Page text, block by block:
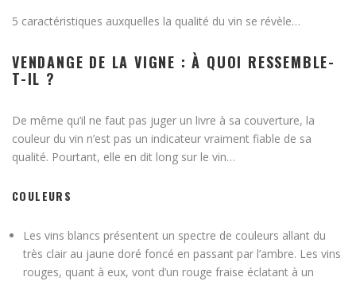
5 caractéristiques auxquelles la qualité du vin se révèle…
VENDANGE DE LA VIGNE : À QUOI RESSEMBLE-
T-IL ?
De même qu’il ne faut pas juger un livre à sa couverture, la
couleur du vin n’est pas un indicateur vraiment fiable de sa
qualité. Pourtant, elle en dit long sur le vin…
COULEURS
Les vins blancs présentent un spectre de couleurs allant du
très clair au jaune doré foncé en passant par l’ambre. Les vins
rouges, quant à eux, vont d’un rouge fraise éclatant à un